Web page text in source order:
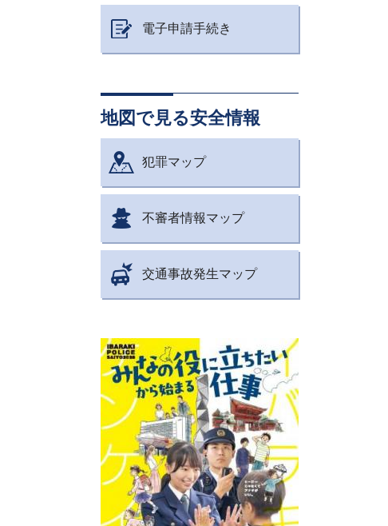
電子申請手続き
地図で見る安全情報
犯罪マップ
不審者情報マップ
交通事故発生マップ